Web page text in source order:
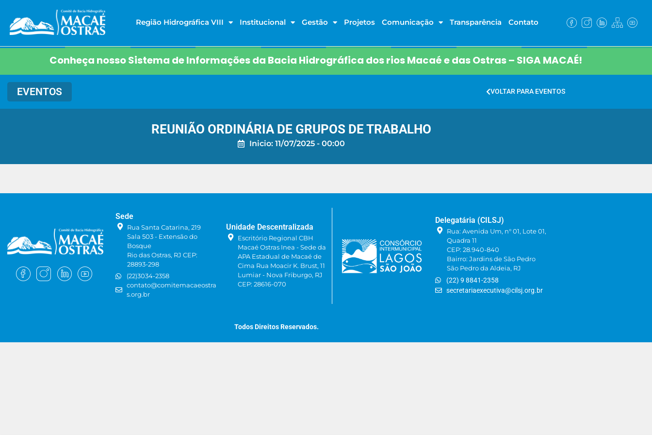
Região Hidrográfica VIII Institucional Gestão Projetos Comunicação Transparência Contato
Conheça nosso Sistema de Informações da Bacia Hidrográfica dos rios Macaé e das Ostras – SIGA MACAÉ!
EVENTOS VOLTAR PARA EVENTOS
REUNIÃO ORDINÁRIA DE GRUPOS DE TRABALHO
Inicio: 11/07/2025 - 00:00
Sede
Rua Santa Catarina, 219
Sala 503 - Extensão do
Bosque
Rio das Ostras, RJ CEP:
28893-298
(22)3034-2358
contato@comitemacaeostra
s.org.br
Unidade Descentralizada
Escritório Regional CBH
Macaé Ostras Inea - Sede da
APA Estadual de Macaé de
Cima Rua Moacir K. Brust, 11
Lumiar - Nova Friburgo, RJ
CEP: 28616-070
Delegatária (CILSJ)
Rua: Avenida Um, n° 01, Lote 01,
Quadra 11
CEP: 28.940-840
Bairro: Jardins de São Pedro
São Pedro da Aldeia, RJ
(22) 9 8841-2358
secretariaexecutiva@cilsj.org.br
Todos Direitos Reservados.